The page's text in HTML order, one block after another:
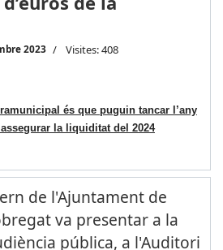
2023 Visites: 408
és que puguin tancar l’any
la liquiditat del 2024